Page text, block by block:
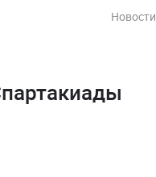
Новости